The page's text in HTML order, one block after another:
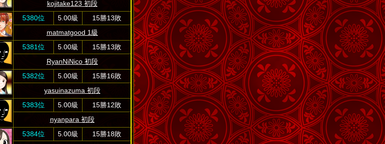
kojitake123 初段
5380位
5.00級
15勝13敗
matmatgood 1級
5381位
5.00級
15勝13敗
RyanNiNico 初段
5382位
5.00級
15勝16敗
yasuinazuma 初段
5383位
5.00級
15勝12敗
nyanpara 初段
5384位
5.00級
15勝18敗